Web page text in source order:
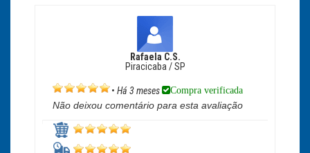
Rafaela C.S.
Piracicaba / SP
• Há 3 meses Compra verificada
Não deixou comentário para esta avaliação